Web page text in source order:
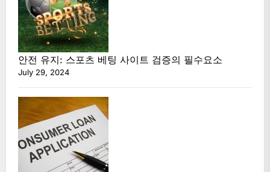
안전 유지: 스포츠 베팅 사이트 검증의 필수요소
July 29, 2024